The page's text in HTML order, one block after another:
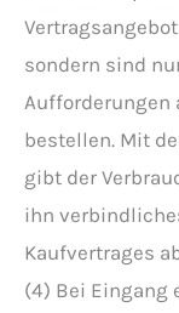
sondern sind
Aufforderungen
bestellen. Mit
gibt der
ihn
Kaufvertrages
(4) Bei Eingang